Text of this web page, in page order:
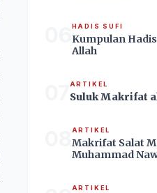
HADIS SUFI
Kumpulan
Allah
ARTIKEL
Suluk Makrifat
ARTIKEL
Makrifat Salat
Muhammad
ARTIKEL